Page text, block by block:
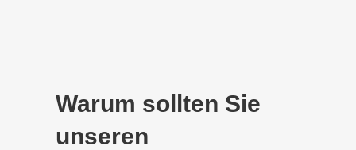
Warum sollten Sie
unseren